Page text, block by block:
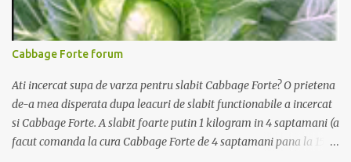
www.paulapudding.ro.
Cabbage Forte forum
Ati incercat supa de varza pentru slabit Cabbage Forte? O prietena
de-a mea disperata dupa leacuri de slabit functionabile a incercat
si Cabbage Forte. A slabit foarte putin 1 kilogram in 4 saptamani (a
facut comanda la cura Cabbage Forte de 4 saptamani pana la 15